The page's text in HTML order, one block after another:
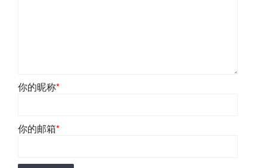
你的昵称*
你的邮箱*